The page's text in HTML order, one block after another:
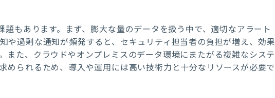
題もあります。まず、膨大な量のデータを扱う中で、適切なアラート
や過剰な通知が頻発すると、セキュリティ担当者の負担が増え、効果
また、クラウドやオンプレミスのデータ環境にまたがる複雑なシステ
められるため、導入や運用には高い技術力と十分なリソースが必要で